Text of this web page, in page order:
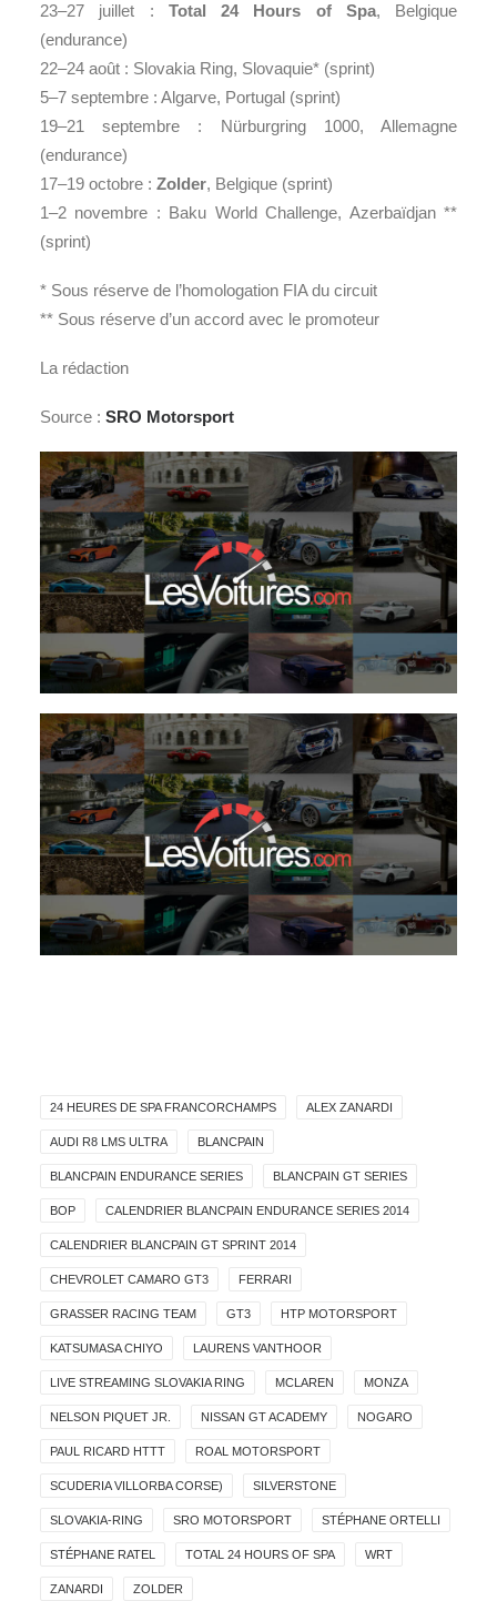
23–27 juillet : Total 24 Hours of Spa, Belgique
(endurance)
22–24 août : Slovakia Ring, Slovaquie* (sprint)
5–7 septembre : Algarve, Portugal (sprint)
19–21 septembre : Nürburgring 1000, Allemagne
(endurance)
17–19 octobre : Zolder, Belgique (sprint)
1–2 novembre : Baku World Challenge, Azerbaïdjan **
(sprint)
* Sous réserve de l’homologation FIA du circuit
** Sous réserve d’un accord avec le promoteur
La rédaction
Source : SRO Motorsport
24 HEURES DE SPA FRANCORCHAMPS ALEX ZANARDI
AUDI R8 LMS ULTRA BLANCPAIN
BLANCPAIN ENDURANCE SERIES BLANCPAIN GT SERIES
BOP CALENDRIER BLANCPAIN ENDURANCE SERIES 2014
CALENDRIER BLANCPAIN GT SPRINT 2014
CHEVROLET CAMARO GT3 FERRARI
GRASSER RACING TEAM GT3 HTP MOTORSPORT
KATSUMASA CHIYO LAURENS VANTHOOR
LIVE STREAMING SLOVAKIA RING MCLAREN MONZA
NELSON PIQUET JR. NISSAN GT ACADEMY NOGARO
PAUL RICARD HTTT ROAL MOTORSPORT
SCUDERIA VILLORBA CORSE) SILVERSTONE
SLOVAKIA-RING SRO MOTORSPORT STÉPHANE ORTELLI
STÉPHANE RATEL TOTAL 24 HOURS OF SPA WRT
ZANARDI ZOLDER